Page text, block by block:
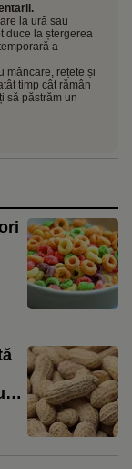
la ură sau
duce la ștergerea
a
mâncare, rețete și
timp cât rămân
să păstrăm un